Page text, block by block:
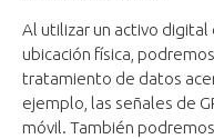
Al utilizar un activo digital
ubicación física,
tratamiento de datos
ejemplo, las señales de
móvil. También